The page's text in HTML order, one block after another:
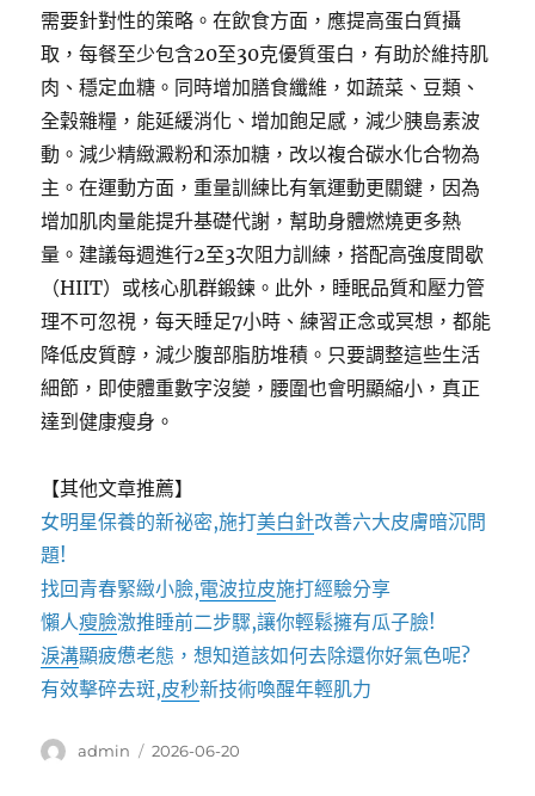
需要針對性的策略。在飲食方面，應提高蛋白質攝
取，每餐至少包含20至30克優質蛋白，有助於維持肌
肉、穩定血糖。同時增加膳食纖維，如蔬菜、豆類、
全穀雜糧，能延緩消化、增加飽足感，減少胰島素波
動。減少精緻澱粉和添加糖，改以複合碳水化合物為
主。在運動方面，重量訓練比有氧運動更關鍵，因為
增加肌肉量能提升基礎代謝，幫助身體燃燒更多熱
量。建議每週進行2至3次阻力訓練，搭配高強度間歇
（HIIT）或核心肌群鍛鍊。此外，睡眠品質和壓力管
理不可忽視，每天睡足7小時、練習正念或冥想，都能
降低皮質醇，減少腹部脂肪堆積。只要調整這些生活
細節，即使體重數字沒變，腰圍也會明顯縮小，真正
達到健康瘦身。
【其他文章推薦】
女明星保養的新祕密,施打美白針改善六大皮膚暗沉問
題!
找回青春緊緻小臉,電波拉皮施打經驗分享
懶人瘦臉激推睡前二步驟,讓你輕鬆擁有瓜子臉!
淚溝顯疲憊老態，想知道該如何去除還你好氣色呢?
有效擊碎去斑,皮秒新技術喚醒年輕肌力
作
admin
發
2026-06-20